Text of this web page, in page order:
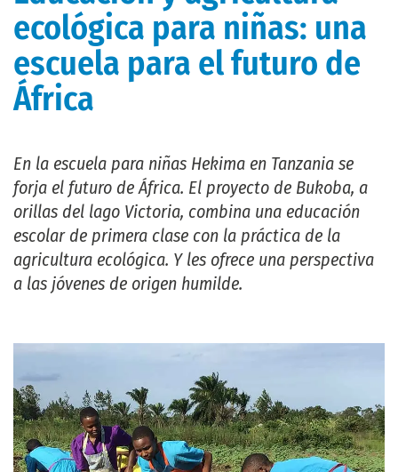
ecológica para niñas: una
escuela para el futuro de
África
En la escuela para niñas Hekima en Tanzania se
forja el futuro de África. El proyecto de Bukoba, a
orillas del lago Victoria, combina una educación
escolar de primera clase con la práctica de la
agricultura ecológica. Y les ofrece una perspectiva
a las jóvenes de origen humilde.